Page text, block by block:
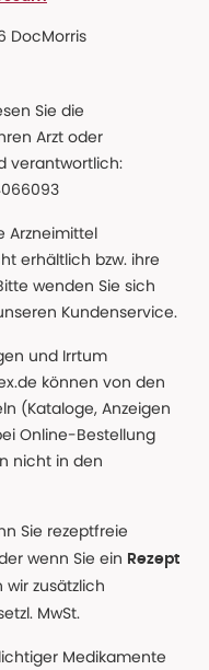
DocMorris
Sie die
Arzt oder
verantwortlich:
Arzneimittel
erhältlich bzw. ihre
wenden Sie sich
Kundenservice.
und Irrtum
können von den
(Kataloge, Anzeigen
Online-Bestellung
nicht in den
Sie rezeptfreie
wenn Sie ein Rezept
zusätzlich
MwSt.
Medikamente